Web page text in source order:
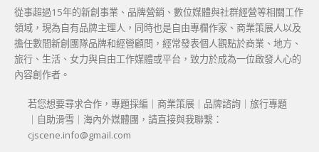
從事超過15年的新創事業、品牌營銷、數位媒體與社群經營等相關工作
領域，現為自有品牌主理人，同時也是自由專欄作家、商業策展人以及
擔任數間新創團隊品牌和經營顧問，經常發表個人觀點於商業、地方、
旅行、生活、女力與自由工作媒體或平台，致力於成為一位啟發人心的
內容創作者。
若您想要尋求合作，專題採編｜商業策展｜品牌諮詢｜旅行專題
｜自助滑雪｜海內外媒體團，請直接與我聯繫：
cjscene.info@gmail.com